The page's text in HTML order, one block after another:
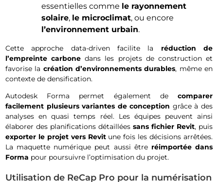
essentielles comme le rayonnement
solaire, le microclimat, ou encore
l’environnement urbain.
Cette approche data-driven facilite la réduction de
l’empreinte carbone dans les projets de construction et
favorise la création d’environnements durables, même en
contexte de densification.
Autodesk Forma permet également de comparer
facilement plusieurs variantes de conception grâce à des
analyses en quasi temps réel. Les équipes peuvent ainsi
élaborer des planifications détaillées sans fichier Revit, puis
exporter le projet vers Revitune fois les décisions arrêtées.
La maquette numérique peut aussi être réimportée dans
Forma pour poursuivre l’optimisation du projet.
Utilisation de ReCap Pro pour la numérisation